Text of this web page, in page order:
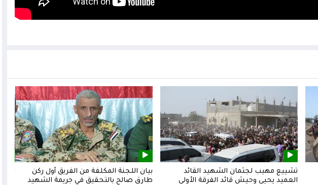
تشييع مهيب لجثمان الشهيد القائد
العميد يحيى وحيش قائد الفرقة الأولى
بيان اللجنة المكلفة من الفريق أول ركن
طارق صالح بالتحقيق في جريمة الشهيد